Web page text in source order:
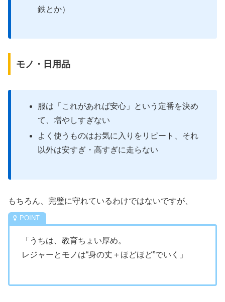
鉄とか）
モノ・日用品
服は「これがあれば安心」という定番を決め
て、増やしすぎない
よく使うものはお気に入りをリピート、それ
以外は安すぎ・高すぎに走らない
もちろん、完璧に守れているわけではないですが、
「うちは、教育ちょい厚め。
レジャーとモノは“身の丈＋ほどほど”でいく」